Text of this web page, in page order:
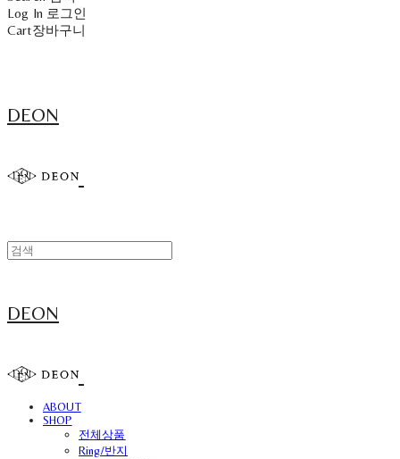
Log In 로그인
Cart장바구니
DEON
DEON
ABOUT
SHOP
전체상품
Ring/반지